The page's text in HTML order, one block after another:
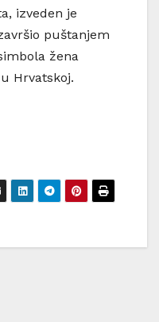
izveden je
puštanjem
žena
Hrvatskoj.